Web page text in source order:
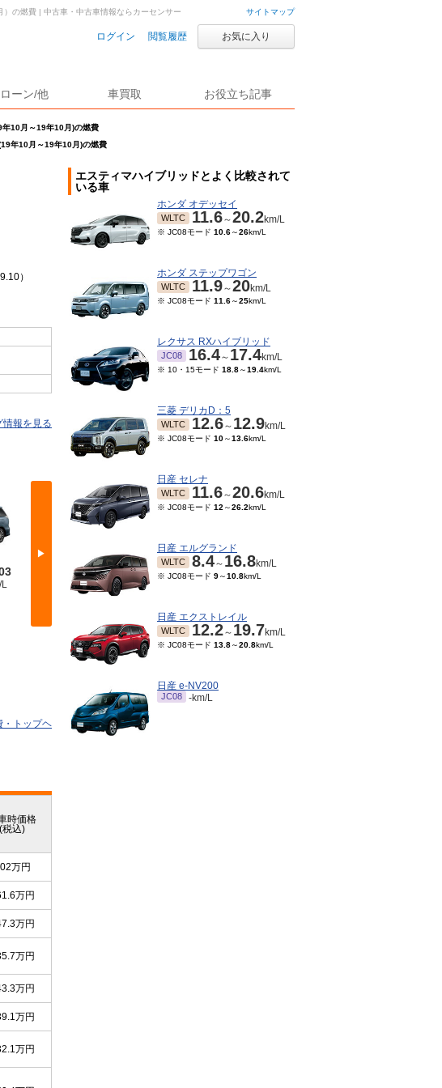
サイトマップ
ログイン 閲覧履歴 お気に入り
ーン/他 車買取 お役立ち記事
年10月～19年10月)の燃費
年10月～19年10月)の燃費
の燃費 | 中古車・中古車情報ならカーセンサー
）
報を見る
▶
L
2012/05～2013/04
JC08 17～18km/L
2009/12～2012/04
JC08 17
・トップヘ
時価格
(税込)
万円
万円
万円
万円
万円
万円
万円
エスティマハイブリッドとよく比較されて
いる車
ホンダ オデッセイ
WLTC 11.6～20.2km/L
※ JC08モード 10.6～26km/L
ホンダ ステップワゴン
WLTC 11.9～20km/L
※ JC08モード 11.6～25km/L
レクサス RXハイブリッド
JC08 16.4～ 17.4km/L
※ 10・15モード 18.8～19.4km/L
三菱 デリカD：5
WLTC 12.6～ 12.9km/L
※ JC08モード 10～13.6km/L
日産 セレナ
WLTC 11.6～20.6km/L
※ JC08モード 12 ～26.2km/L
日産 エルグランド
WLTC 8.4～ 16.8km/L
※ JC08モード 9～10.8km/L
日産 エクストレイル
WLTC 12.2～ 19.7km/L
※ JC08モード 13.8～20.8km/L
日産 e-NV200
JC08 -km/L